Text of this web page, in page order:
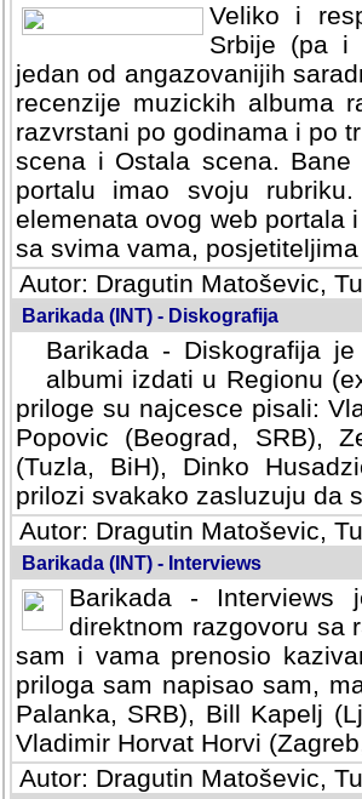
Veliko i
Srbije (pa i
jedan od angazovanijih
recenzije muzickih albuma
razvrstani po godinama i po
scena i Ostala scena.
portalu imao svoju
elemenata ovog web portala
sa svima vama,
Autor: Dragutin Matoševic,
Barikada (INT) - Diskografija
Barikada - Diskografija
albumi izdati u Regionu
priloge su najcesce pisali:
Popovic (Beograd, SRB),
(Tuzla, BiH), Dinko
prilozi svakako zasluzuju da
Autor: Dragutin Matoševic,
Barikada (INT) - Interviews
Barikada -
direktnom razgovoru sa
sam i vama prenosio
priloga sam napisao sam,
Palanka, SRB), Bill Kapelj
Vladimir Horvat Horvi
Autor: Dragutin Matoševic,